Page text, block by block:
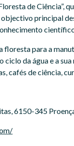
de Ciência”,
principal
floresta para a
ciclo da água e a
cafés de ciência,
6150-345